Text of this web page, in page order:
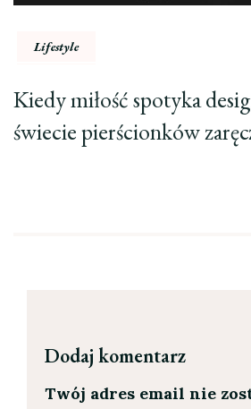
Lifestyle
Kiedy miłość spotyka
świecie pierścionków
Dodaj komentarz
Twój adres email nie